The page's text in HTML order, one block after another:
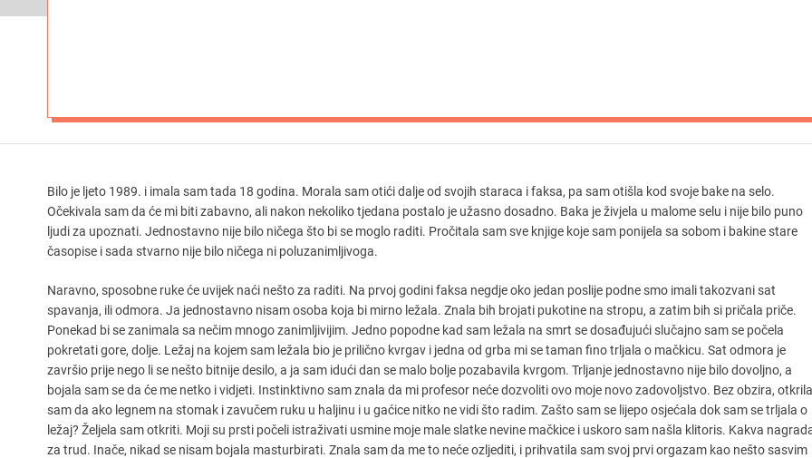
Bilo je ljeto 1989. i imala sam tada 18 godina. Morala sam otići dalje od svojih staraca i faksa, pa sam otišla kod svoje bake na selo.
Očekivala sam da će mi biti zabavno, ali nakon nekoliko tjedana postalo je užasno dosadno. Baka je živjela u malome selu i nije bilo puno
ljudi za upoznati. Jednostavno nije bilo ničega što bi se moglo raditi. Pročitala sam sve knjige koje sam ponijela sa sobom i bakine stare
časopise i sada stvarno nije bilo ničega ni poluzanimljivoga.
Naravno, sposobne ruke će uvijek naći nešto za raditi. Na prvoj godini faksa negdje oko jedan poslije podne smo imali takozvani sat
spavanja, ili odmora. Ja jednostavno nisam osoba koja bi mirno ležala. Znala bih brojati pukotine na stropu, a zatim bih si pričala priče.
Ponekad bi se zanimala sa nečim mnogo zanimljivijim. Jedno popodne kad sam ležala na smrt se dosađujući slučajno sam se počela
pokretati gore, dolje. Ležaj na kojem sam ležala bio je prilično kvrgav i jedna od grba mi se taman fino trljala o mačkicu. Sat odmora je
završio prije nego li se nešto bitnije desilo, a ja sam idući dan se malo bolje pozabavila kvrgom. Trljanje jednostavno nije bilo dovoljno, a
bojala sam se da će me netko i vidjeti. Instinktivno sam znala da mi profesor neće dozvoliti ovo moje novo zadovoljstvo. Bez obzira, otkrila
sam da ako legnem na stomak i zavučem ruku u haljinu i u gaćice nitko ne vidi što radim. Zašto sam se lijepo osjećala dok sam se trljala o
ležaj? Željela sam otkriti. Moji su prsti počeli istraživati usmine moje male slatke nevine mačkice i uskoro sam našla klitoris. Kakva
za trud. Inače, nikad se nisam bojala masturbirati. Znala sam da me to neće ozljediti, i prihvatila sam svoj prvi orgazam kao nešto sasvim